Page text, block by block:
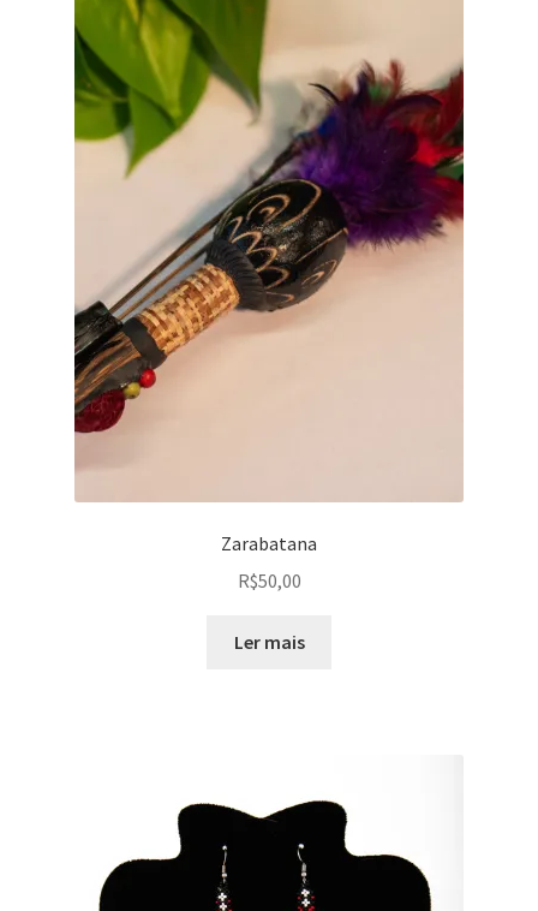
Zarabatana
R$50,00
Ler mais